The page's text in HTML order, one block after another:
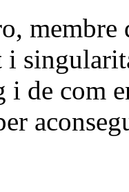
membre
de com